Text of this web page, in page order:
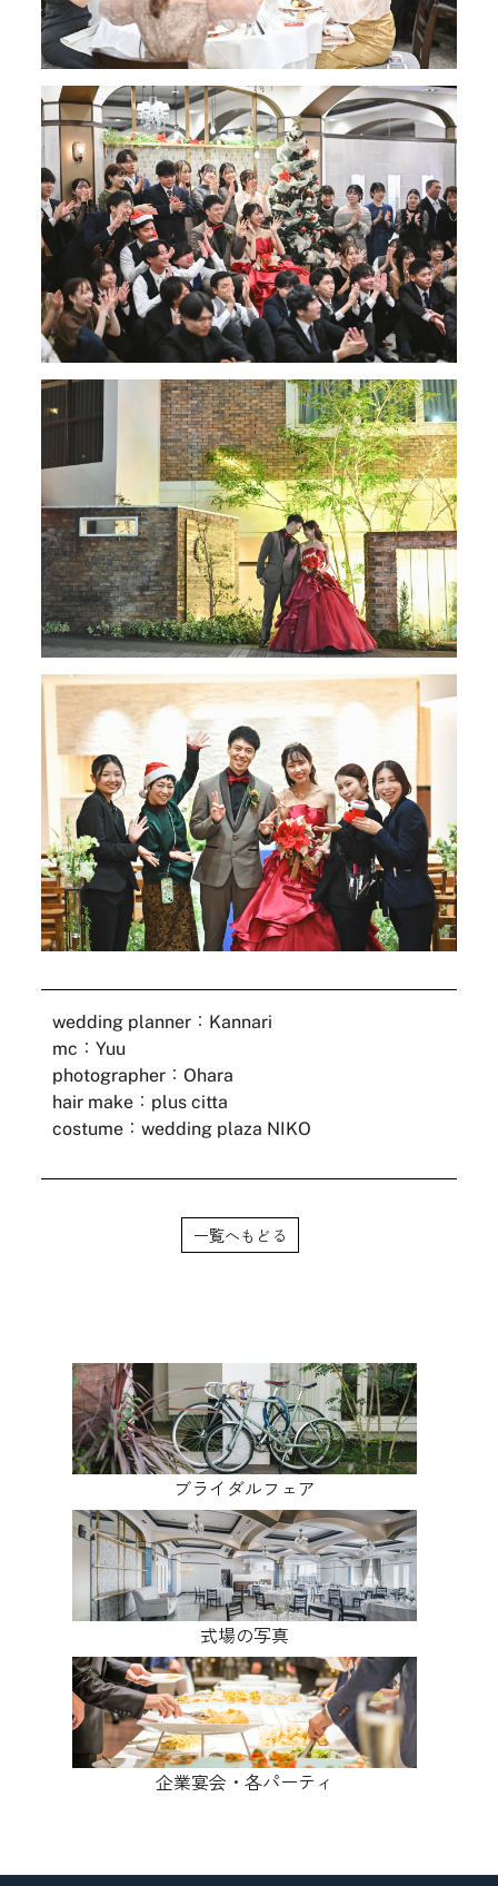
wedding planner：Kannari
mc：Yuu
photographer：Ohara
hair make：plus citta
costume：wedding plaza NIKO
一覧へもどる
ブライダルフェア
式場の写真
企業宴会・各パーティ